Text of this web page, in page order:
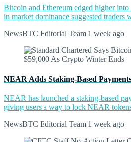
Bitcoin and Ethereum edged higher
in market dominance suggested traders
NewsBTC Editorial Team 1 week ago
NEAR Adds Staking-Based
NEAR has launched a staking-based
giving users a way to lock NEAR
NewsBTC Editorial Team 1 week ago